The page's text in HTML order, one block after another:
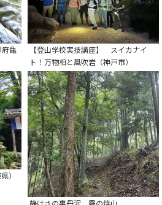
亀
【登山学校実技講座】 スイカナイ
ト！万物相と風吹岩（神戸市）
）